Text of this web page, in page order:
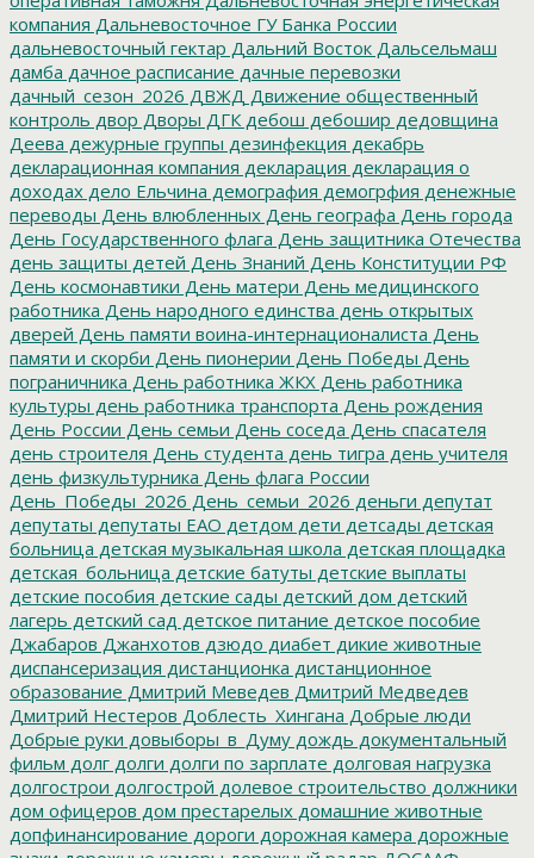
компания Дальневосточное ГУ Банка России
дальневосточный гектар Дальний Восток Дальсельмаш
дамба дачное расписание дачные перевозки
дачный_сезон_2026 ДВЖД Движение общественный
контроль двор Дворы ДГК дебош дебошир дедовщина
Деева дежурные группы дезинфекция декабрь
декларационная компания декларация декларация о
доходах дело Ельчина демография демогрфия денежные
переводы День влюбленных День географа День города
День Государственного флага День защитника Отечества
день защиты детей День Знаний День Конституции РФ
День космонавтики День матери День медицинского
работника День народного единства день открытых
дверей День памяти воина-интернационалиста День
памяти и скорби День пионерии День Победы День
пограничника День работника ЖКХ День работника
культуры день работника транспорта День рождения
День России День семьи День соседа День спасателя
день строителя День студента день тигра день учителя
день физкультурника День флага России
День_Победы_2026 День_семьи_2026 деньги депутат
депутаты депутаты ЕАО детдом дети детсады детская
больница детская музыкальная школа детская площадка
детская_больница детские батуты детские выплаты
детские пособия детские сады детский дом детский
лагерь детский сад детское питание детское пособие
Джабаров Джанхотов дзюдо диабет дикие животные
диспансеризация дистанционка дистанционное
образование Дмитрий Меведев Дмитрий Медведев
Дмитрий Нестеров Доблесть_Хингана Добрые люди
Добрые руки довыборы_в_Думу дождь документальный
фильм долг долги долги по зарплате долговая нагрузка
долгострои долгострой долевое строительство должники
дом офицеров дом престарелых домашние животные
допфинансирование дороги дорожная камера дорожные